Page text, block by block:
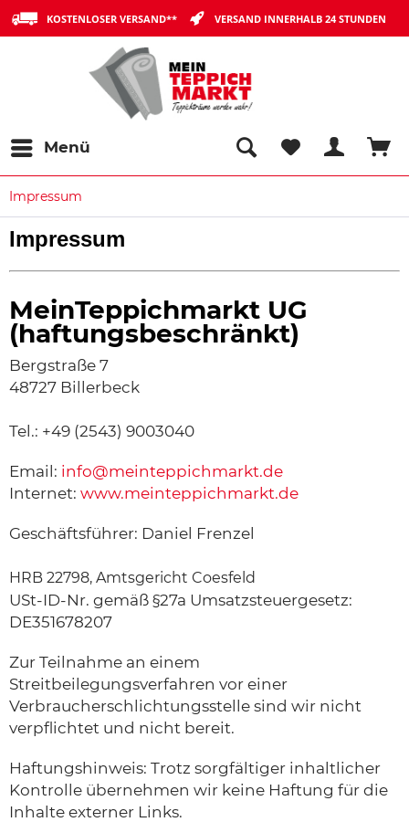
KOSTENLOSER VERSAND** VERSAND INNERHALB 24 STUNDEN
Menü
Impressum
Impressum
MeinTeppichmarkt UG
(haftungsbeschränkt)
Bergstraße 7
48727 Billerbeck
Tel.: +49 (2543) 9003040
Email: info@meinteppichmarkt.de
Internet: www.meinteppichmarkt.de
Geschäftsführer: Daniel Frenzel
HRB 22798, Amtsgericht Coesfeld
USt-ID-Nr. gemäß §27a Umsatzsteuergesetz:
DE351678207
Zur Teilnahme an einem
Streitbeilegungsverfahren vor einer
Verbraucherschlichtungsstelle sind wir nicht
verpflichtet und nicht bereit.
Haftungshinweis: Trotz sorgfältiger inhaltlicher
Kontrolle übernehmen wir keine Haftung für die
Inhalte externer Links.